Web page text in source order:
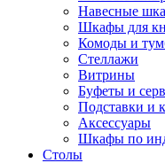
Навесные
Шкафы для
Комоды и
Стеллажи
Витрины
Буфеты и
Подставки и
Аксессуары
Шкафы по
Столы